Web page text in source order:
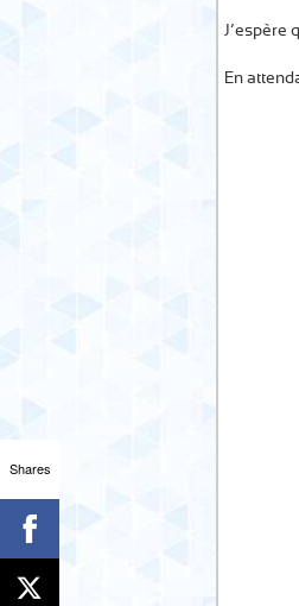
J’espère
En
Shares